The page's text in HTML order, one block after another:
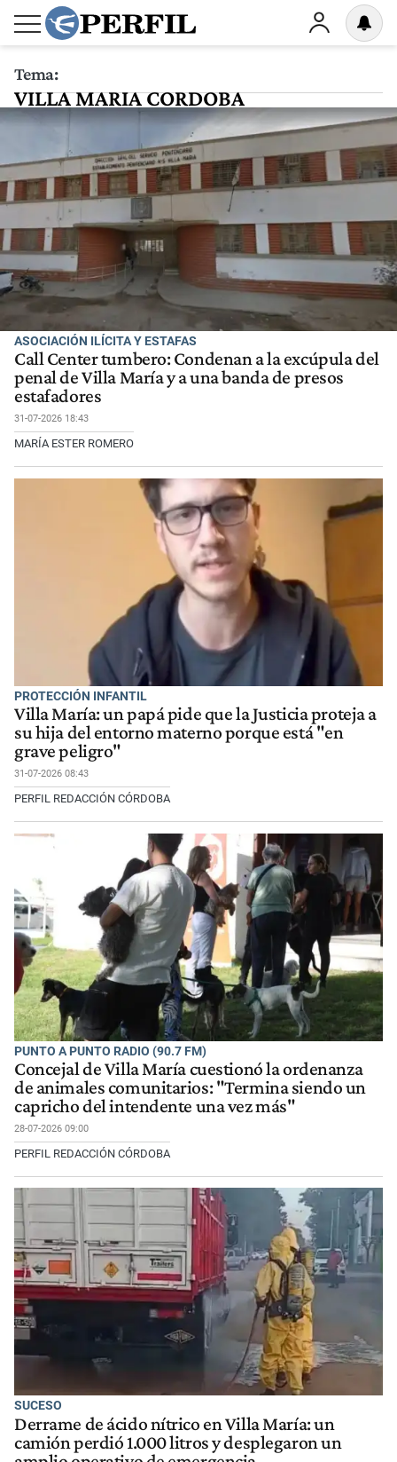
Tema:
VILLA MARIA CORDOBA
ASOCIACIÓN ILÍCITA Y ESTAFAS
Call Center tumbero: Condenan a la excúpula del
penal de Villa María y a una banda de presos
estafadores
31-07-2026 18:43
MARÍA ESTER ROMERO
PROTECCIÓN INFANTIL
Villa María: un papá pide que la Justicia proteja a
su hija del entorno materno porque está "en
grave peligro"
31-07-2026 08:43
PERFIL REDACCIÓN CÓRDOBA
PUNTO A PUNTO RADIO (90.7 FM)
Concejal de Villa María cuestionó la ordenanza
de animales comunitarios: "Termina siendo un
capricho del intendente una vez más"
28-07-2026 09:00
PERFIL REDACCIÓN CÓRDOBA
SUCESO
Derrame de ácido nítrico en Villa María: un
camión perdió 1.000 litros y desplegaron un